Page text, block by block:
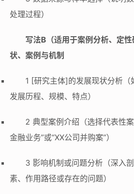
处理过程）
写法B（适用于案例分析、定
状、案例与机制
1 [研究主体]的发展现状分析（
发展历程、规模、特点）
2 典型案例介绍（选择代表性
金融业务”或“XX公司并购案”）
3 影响机制或问题分析（深入
素、作用路径或存在的问题）